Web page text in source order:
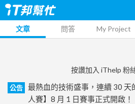
文章 問答 My Project
按讚加入 iThelp 粉
公告
最熱血的技術盛事，連續 30
人賽】8 月 1 日賽事正式開啟！